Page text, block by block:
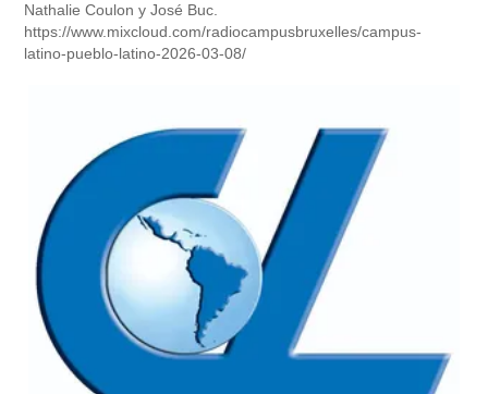
Nathalie Coulon y José Buc.
https://www.mixcloud.com/radiocampusbruxelles/campus-
latino-pueblo-latino-2026-03-08/